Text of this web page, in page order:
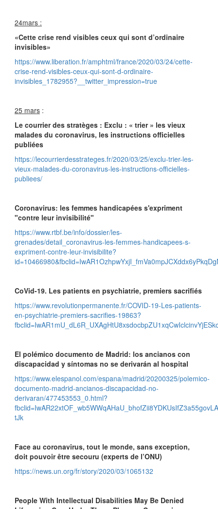
24mars :
«Cette crise rend visibles ceux qui sont d’ordinaire
invisibles»
https://www.liberation.fr/amphtml/france/2020/03/24/cette-
crise-rend-visibles-ceux-qui-sont-d-ordinaire-
invisibles_1782955?__twitter_impression=true
25 mars :
Le courrier des stratèges : Exclu : « trier » les vieux
malades du coronavirus, les instructions officielles
publiées
https://lecourrierdesstrateges.fr/2020/03/25/exclu-trier-les-
vieux-malades-du-coronavirus-les-instructions-officielles-
publiees/
Coronavirus: les femmes handicapées s'expriment
"contre leur invisibilité"
https://www.rtbf.be/info/dossier/les-
grenades/detail_coronavirus-les-femmes-handicapees-s-
expriment-contre-leur-invisibilite?
CoVid-19. Les patients en psychiatrie, premiers sacrifiés
https://www.revolutionpermanente.fr/COVID-19-Les-patients-
en-psychiatrie-premiers-sacrifies-19863?
El polémico documento de Madrid: los ancianos con
discapacidad y síntomas no se derivarán al hospital
https://www.elespanol.com/espana/madrid/20200325/polemico-
documento-madrid-ancianos-discapacidad-no-
derivaran/477453553_0.html?
tJk
Face au coronavirus, tout le monde, sans exception,
doit pouvoir être secouru (experts de l’ONU)
https://news.un.org/fr/story/2020/03/1065132
People With Intellectual Disabilities May Be Denied